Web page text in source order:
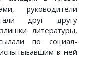
руководители
друг другу
литературы,
по социал-
в ней